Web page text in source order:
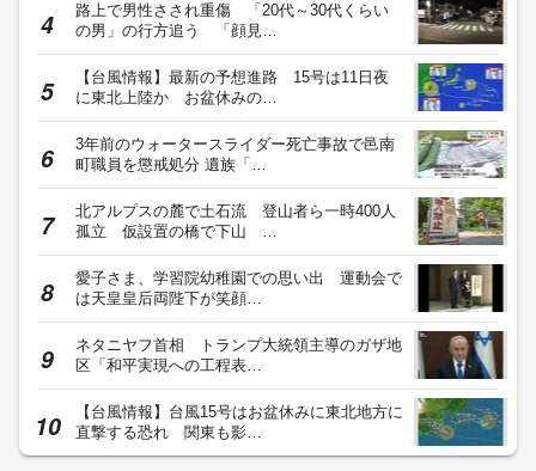
路上で男性さされ重傷 「20代～30代くらい
の男」の行方追う 「顔見…
【台風情報】最新の予想進路 15号は11日夜
に東北上陸か お盆休みの…
3年前のウォータースライダー死亡事故で邑南
町職員を懲戒処分 遺族「…
北アルプスの麓で土石流 登山者ら一時400人
孤立 仮設置の橋で下山 …
愛子さま、学習院幼稚園での思い出 運動会で
は天皇皇后両陛下が笑顔…
ネタニヤフ首相 トランプ大統領主導のガザ地
区「和平実現への工程表…
【台風情報】台風15号はお盆休みに東北地方に
直撃する恐れ 関東も影…